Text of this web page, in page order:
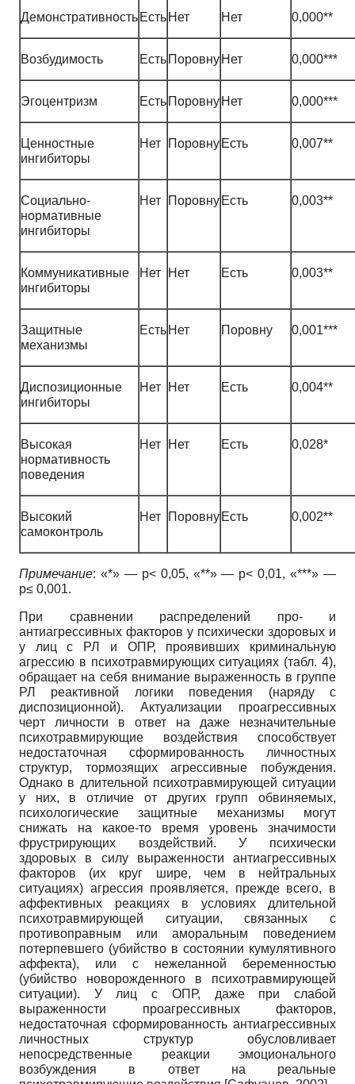
Демонстративность Есть Нет Нет 0,000**
Возбудимость Есть Поровну Нет 0,000***
Эгоцентризм Есть Поровну Нет 0,000***
Ценностные
ингибиторы
Нет Поровну Есть 0,007**
Социально-
нормативные
ингибиторы
Нет Поровну Есть 0,003**
Коммуникативные
ингибиторы
Нет Нет Есть 0,003**
Защитные
механизмы
Есть Нет Поровну 0,001***
Диспозиционные
ингибиторы
Нет Нет Есть 0,004**
Высокая
нормативность
поведения
Нет Нет Есть 0,028*
Высокий
самоконтроль
Нет Поровну Есть 0,002**
Примечание: «*» — p< 0,05, «**» — p< 0,01, «***» —
p≤ 0,001.
При сравнении распределений про- и
антиагрессивных факторов у психически здоровых и
у лиц с РЛ и ОПР, проявивших криминальную
агрессию в психотравмирующих ситуациях (табл. 4),
обращает на себя внимание выраженность в группе
РЛ реактивной логики поведения (наряду с
диспозиционной). Актуализации проагрессивных
черт личности в ответ на даже незначительные
психотравмирующие воздействия способствует
недостаточная сформированность личностных
структур, тормозящих агрессивные побуждения.
Однако в длительной психотравмирующей ситуации
у них, в отличие от других групп обвиняемых,
психологические защитные механизмы могут
снижать на какое-то время уровень значимости
фрустрирующих воздействий. У психически
здоровых в силу выраженности антиагрессивных
факторов (их круг шире, чем в нейтральных
ситуациях) агрессия проявляется, прежде всего, в
аффективных реакциях в условиях длительной
психотравмирующей ситуации, связанных с
противоправным или аморальным поведением
потерпевшего (убийство в состоянии кумулятивного
аффекта), или с нежеланной беременностью
(убийство новорожденного в психотравмирующей
ситуации). У лиц с ОПР, даже при слабой
выраженности проагрессивных факторов,
недостаточная сформированность антиагрессивных
личностных структур обусловливает
непосредственные реакции эмоционального
возбуждения в ответ на реальные